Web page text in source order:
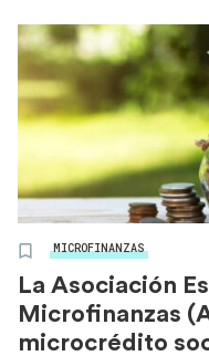
MICROFINANZAS
La Asociación
Microfinanzas
microcrédito